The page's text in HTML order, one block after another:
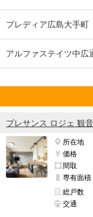
プレディア広島大手町
アルファステイツ中広
プレサンス ロジェ 観
所在地
価格
間取
専有面積
総戸数
交通